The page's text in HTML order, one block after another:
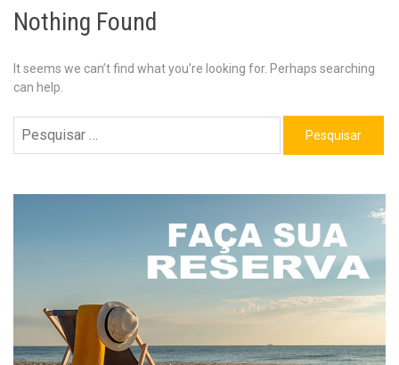
Nothing Found
It seems we can’t find what you’re looking for. Perhaps searching
can help.
por: